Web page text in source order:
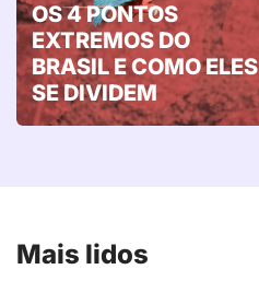
OS 4 PONTOS
EXTREMOS DO
BRASIL E COMO ELES
SE DIVIDEM
Mais lidos